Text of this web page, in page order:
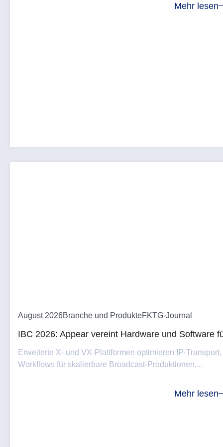
Mehr lesen
August 2026Branche und ProdukteFKTG-Journal
IBC 2026: Appear vereint Hardware und Software
Erweiterte X- und VX-Plattformen optimieren IP-
Workflows für skalierbare Broadcast-Produktionen....
Mehr lesen